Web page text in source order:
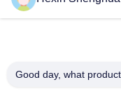
Good day, what